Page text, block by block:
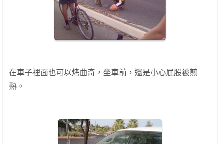
在車子裡面也可以烤曲奇，坐車前，還是小心屁股被煎
熟。